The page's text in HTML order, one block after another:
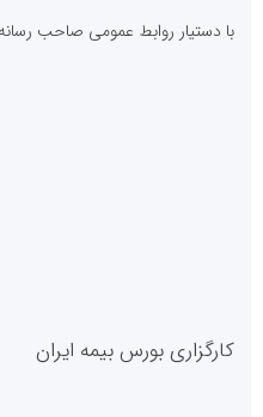
با دستیار روابط عمومی صاحب
کارگزاری بورس بیمه ایران